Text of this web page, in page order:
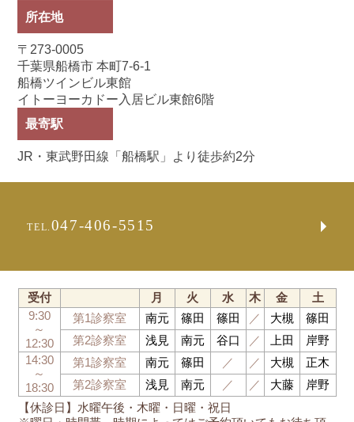
所在地
〒273-0005
千葉県船橋市 本町7-6-1
船橋ツインビル東館
イトーヨーカドー入居ビル東館6階
最寄駅
JR・東武野田線「船橋駅」より徒歩約2分
TEL. 047-406-5515
【休診日】水曜午後・木曜・日曜・祝日
受付 月 火 水 木 金
土
9:30
～
12:30
第1診察室 南元 篠田 篠田 ／ 大槻
篠田
第2診察室
浅見 南元 谷口 ／ 上田
岸野
14:30
～
18:30
第1診察室 南元 篠田 ／ ／ 大槻
正木
第2診察室
浅見 南元 ／ ／ 大藤 岸野